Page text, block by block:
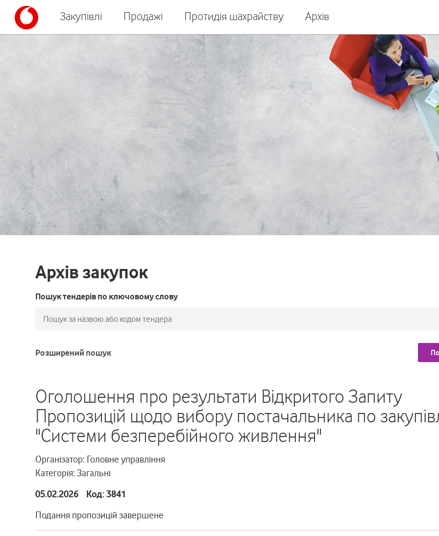
Закупівлі Продажі Протидія шахрайству Архів
Архів закупок
Пошук тендерів по ключовому слову
Розширений пошук
Оголошення про результати Відкритого Запиту
Пропозицій щодо вибору постачальника по
"Системи безперебійного живлення"
Організатор: Головне управління
Категорія: Загальні
05.02.2026 Код: 3841
Подання пропозицій завершене